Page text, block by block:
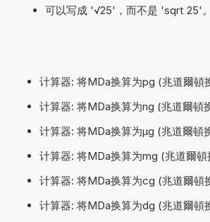
可以写成 '√25'，而不是 'sqrt 25'。
计算器: 将MDa换算为pg (兆道爾頓
计算器: 将MDa换算为ng (兆道爾頓
计算器: 将MDa换算为µg (兆道爾頓
计算器: 将MDa换算为mg (兆道爾頓
计算器: 将MDa换算为cg (兆道爾頓
计算器: 将MDa换算为dg (兆道爾頓